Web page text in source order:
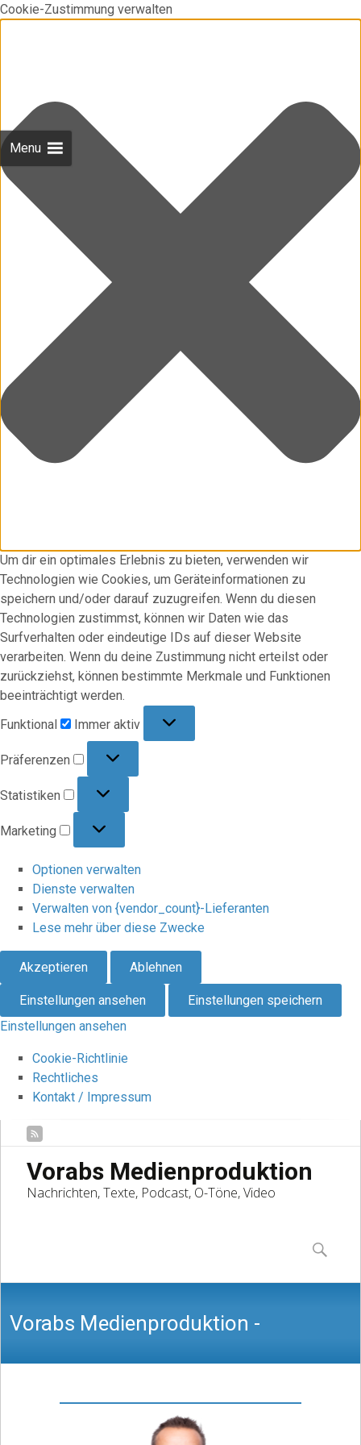
Cookie-Zustimmung verwalten
Um dir ein optimales Erlebnis zu bieten, verwenden wir
Technologien wie Cookies, um Geräteinformationen zu
speichern und/oder darauf zuzugreifen. Wenn du diesen
Technologien zustimmst, können wir Daten wie das
Surfverhalten oder eindeutige IDs auf dieser Website
verarbeiten. Wenn du deine Zustimmung nicht erteilst oder
zurückziehst, können bestimmte Merkmale und Funktionen
beeinträchtigt werden.
Funktional
Immer aktiv
Präferenzen
Statistiken
Marketing
Optionen verwalten
Dienste verwalten
Verwalten von {vendor_count}-Lieferanten
Lese mehr über diese Zwecke
Akzeptieren Ablehnen
Einstellungen ansehen
Einstellungen speichern
Einstellungen ansehen
Cookie-Richtlinie
Rechtliches
Kontakt / Impressum
Vorabs Medienproduktion
Nachrichten, Texte, Podcast, O-Töne, Video
Menu
content
Suchen
nach:
Vorabs Medienproduktion -
Nachrichten, Texte, Podcast, O-Töne,